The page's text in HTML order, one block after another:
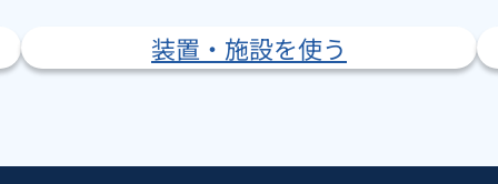
装置・施設を使う